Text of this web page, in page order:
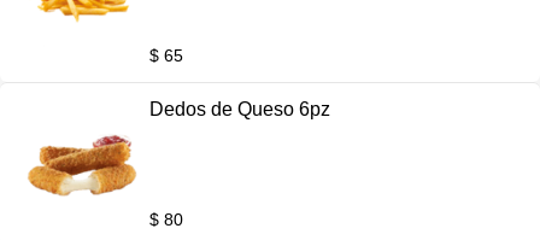
$ 65
Dedos de Queso 6pz
$ 80